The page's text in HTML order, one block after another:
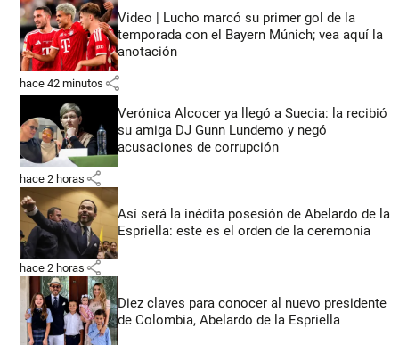
Video | Lucho marcó su primer gol de la
temporada con el Bayern Múnich; vea aquí la
anotación
hace 42 minutos share
Verónica Alcocer ya llegó a Suecia: la recibió
su amiga DJ Gunn Lundemo y negó
acusaciones de corrupción
hace 2 horas share
Así será la inédita posesión de Abelardo de la
Espriella: este es el orden de la ceremonia
hace 2 horas share
Diez claves para conocer al nuevo presidente
de Colombia, Abelardo de la Espriella